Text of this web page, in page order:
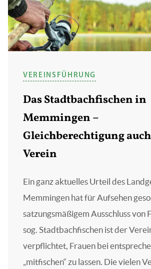
VEREINSFÜHRUNG
Das Stadtbachfischen in
Memmingen –
Gleichberechtigung
Verein
Ein ganz aktuelles Urteil des
Memmingen hat für Aufsehen
satzungsmäßigem Ausschluss von
sog. Stadtbachfischen ist der
verpflichtet, Frauen bei
„mitfischen“ zu lassen. Die vielen